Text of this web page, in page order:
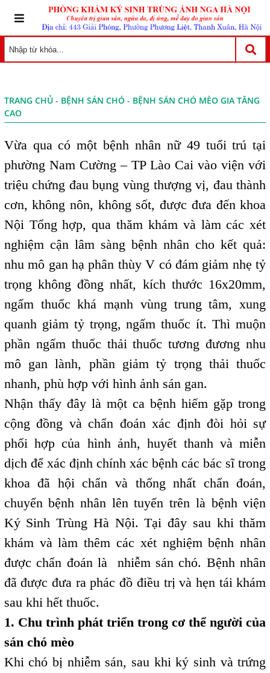
TRANG CHỦ- BỆNH SÁN CHÓ- BỆNH SÁN CHÓ MÈO GIA TĂNG
CAO
Vừa qua có một bệnh nhân nữ 49 tuổi trú tại
phường Nam Cường – TP Lào Cai vào viện với
triệu chứng đau bụng vùng thượng vị, đau thành
cơn, không nôn, không sốt, được đưa đến khoa
Nội Tổng hợp, qua thăm khám và làm các xét
nghiệm cận lâm sàng bệnh nhân cho kết quả:
nhu mô gan hạ phân thùy V có đám giảm nhẹ tỷ
trọng không đồng nhất, kích thước 16x20mm,
ngấm thuốc khá mạnh vùng trung tâm, xung
quanh giảm tỷ trọng, ngấm thuốc ít. Thì muộn
phần ngấm thuốc thải thuốc tương đương nhu
mô gan lành, phần giảm tỷ trọng thải thuốc
nhanh, phù hợp với hình ảnh sán gan.
Nhận thấy đây là một ca bệnh hiếm gặp trong
cộng đồng và chẩn đoán xác định đòi hỏi sự
phối hợp của hình ảnh, huyết thanh và miễn
dịch để xác định chính xác bệnh các bác sĩ trong
khoa đã hội chẩn và thống nhất chẩn đoán,
chuyển bệnh nhân lên tuyến trên là bệnh viện
Ký Sinh Trùng Hà Nội. Tại đây sau khi thăm
khám và làm thêm các xét nghiệm bệnh nhân
được chẩn đoán là nhiễm sán chó. Bệnh nhân
đã được đưa ra phác đồ điều trị và hẹn tái khám
sau khi hết thuốc.
1. Chu trình phát triển trong cơ thể người của
sán chó mèo
Khi chó bị nhiễm sán, sau khi ký sinh và trứng